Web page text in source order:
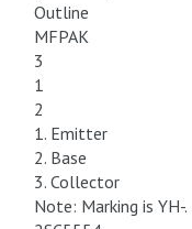
Outline
MFPAK
3
1
2
1. Emitter
2. Base
3. Collector
Note: Marking is YH-.